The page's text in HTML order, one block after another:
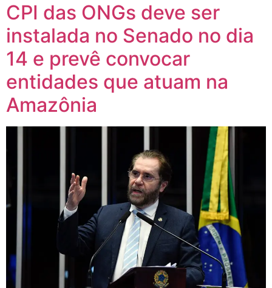
CPI das ONGs deve ser
instalada no Senado no dia
14 e prevê convocar
entidades que atuam na
Amazônia